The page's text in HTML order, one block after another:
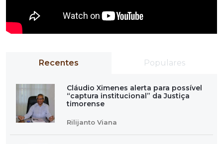
Recentes Populares
Cláudio Ximenes alerta para possível
“captura institucional” da Justiça
timorense
Rilijanto Viana